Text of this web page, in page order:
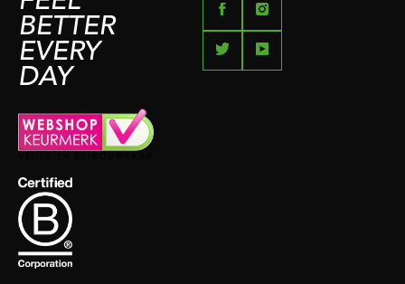
BETTER
EVERY
DAY